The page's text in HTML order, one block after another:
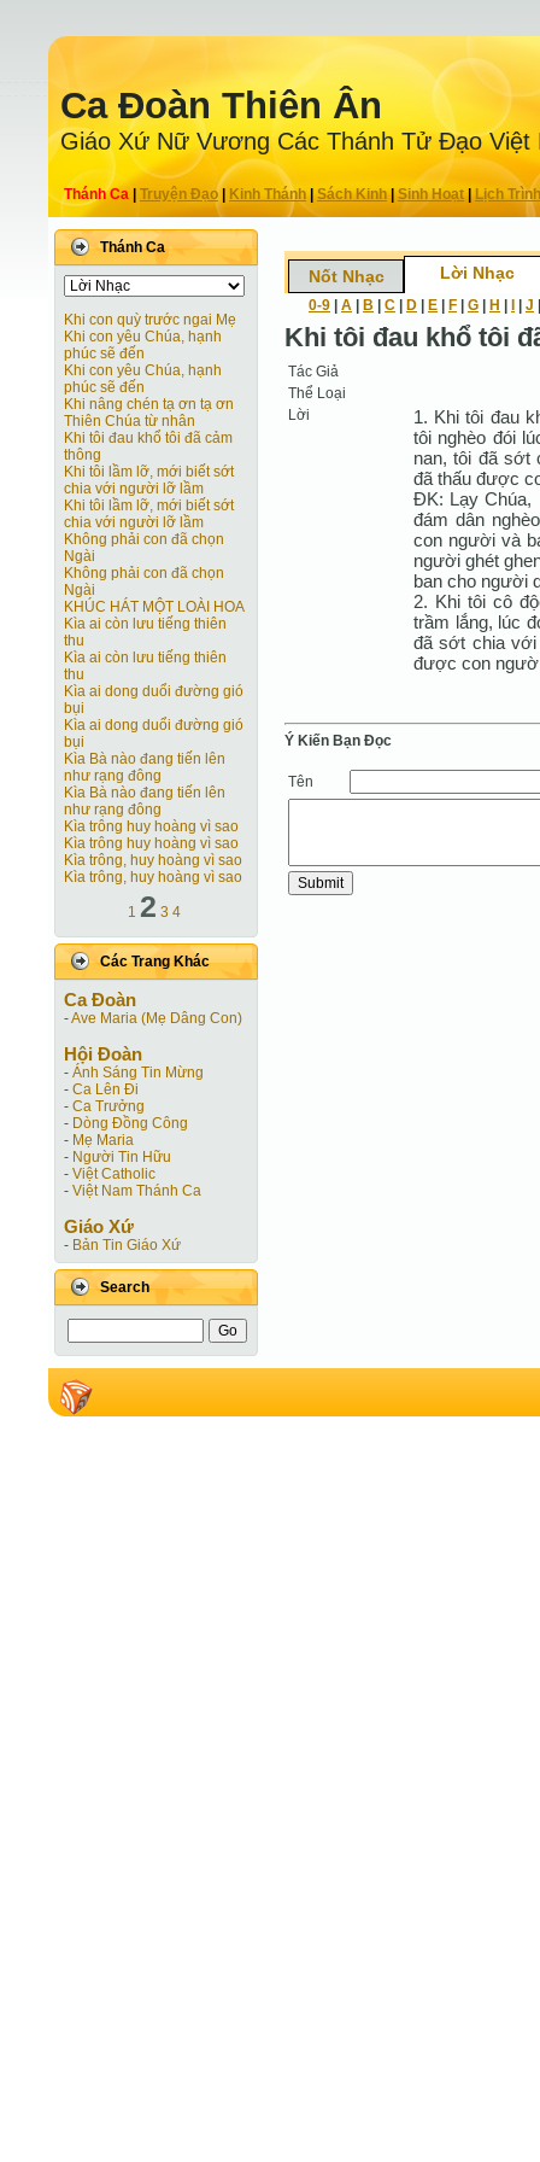
Ca Ðoàn Thiên Ân
Giáo Xứ Nữ Vương Các Thánh Tử Ðạo Việt
Thánh Ca Truyện Ðạo| Kinh Thánh Sách Kinh|Sinh Hoạt| Lịch Trình
Thánh Ca
Khi con quỳ trước ngai Mẹ
Khi con yêu Chúa, hạnh
phúc sẽ đến
Khi con yêu Chúa, hạnh
phúc sẽ đến
Khi nâng chén tạ ơn tạ ơn
Thiên Chúa từ nhân
Khi tôi đau khổ tôi đã cảm
thông
Khi tôi lầm lỡ, mới biết sớt
chia với người lỡ lầm
Khi tôi lầm lỡ, mới biết sớt
chia với người lỡ lầm
Không phải con đã chọn
Ngài
Không phải con đã chọn
Ngài
KHÚC HÁT MỘT LOÀI HOA
Kìa ai còn lưu tiếng thiên
thu
Kìa ai còn lưu tiếng thiên
thu
Kìa ai dong duổi đường gió
bụi
Kìa ai dong duổi đường gió
bụi
Kìa Bà nào đang tiến lên
như rạng đông
Kìa Bà nào đang tiến lên
như rạng đông
Kìa trông huy hoàng vì sao
Kìa trông huy hoàng vì sao
Kìa trông, huy hoàng vì sao
Kìa trông, huy hoàng vì sao
1 2 3 4
Các Trang Khác
Ca Ðoàn
-Ave Maria (Mẹ Dâng Con)
Hội Ðoàn
- Ánh Sáng Tin Mừng
- Ca Lên Đi
- Ca Trưởng
- Dòng Đồng Công
- Mẹ Maria
- Người Tin Hữu
- Việt Catholic
- Việt Nam Thánh Ca
Giáo Xứ
- Bản Tin Giáo Xứ
Search
Nốt Nhạc Lời Nhạc
0-9 A B C D E F G H J
Khi tôi đau khổ tôi
Tác Giả
Thể Loại
Lời
1. Khi tôi đau
tôi nghèo đói
nan, tôi đã sớt
đã thấu được
ÐK: Lạy Chúa,
đám dân
con người và
người ghét
ban cho người
2. Khi tôi cô
trầm lắng, lúc
đã sớt chia với
được con
Ý Kiến Bạn Ðọc
Tên